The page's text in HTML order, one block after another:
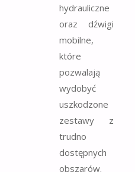
hydrauliczne
oraz dźwigi
mobilne,
które
pozwalają
wydobyć
uszkodzone
zestawy z
trudno
dostępnych
obszarów.